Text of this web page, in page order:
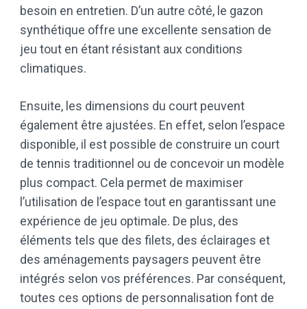
besoin en entretien. D’un autre côté, le gazon
synthétique offre une excellente sensation de
jeu tout en étant résistant aux conditions
climatiques.
Ensuite, les dimensions du court peuvent
également être ajustées. En effet, selon l’espace
disponible, il est possible de construire un court
de tennis traditionnel ou de concevoir un modèle
plus compact. Cela permet de maximiser
l’utilisation de l’espace tout en garantissant une
expérience de jeu optimale. De plus, des
éléments tels que des filets, des éclairages et
des aménagements paysagers peuvent être
intégrés selon vos préférences. Par conséquent,
toutes ces options de personnalisation font de